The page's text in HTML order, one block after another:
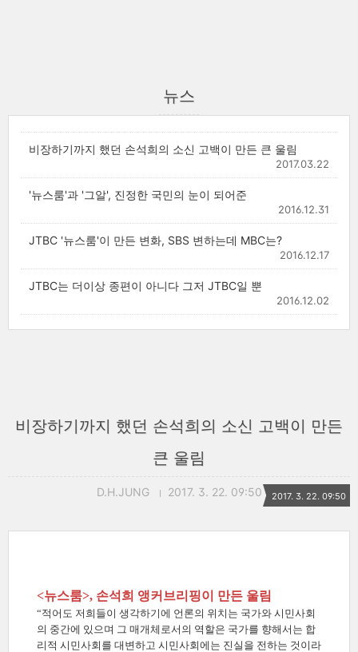
뉴스
비장하기까지 했던 손석희의 소신 고백이 만든 큰 울림
2017.03.22
'뉴스룸'과 '그알', 진정한 국민의 눈이 되어준
2016.12.31
JTBC '뉴스룸'이 만든 변화, SBS 변하는데 MBC는?
2016.12.17
JTBC는 더이상 종편이 아니다 그저 JTBC일 뿐
2016.12.02
비장하기까지 했던 손석희의 소신 고백이 만든
큰 울림
D.H.JUNG 2017. 3. 22. 09:50 2017. 3. 22. 09:50
<뉴스룸>, 손석희 앵커 브리핑이 만든 울림
“적어도 저희들이 생각하기에 언론의 위치는 국가와 시민사회
의 중간에 있으며 그 매개체로서의 역할은 국가를 향해서는 합
리적 시민사회를 대변하고 시민사회에는 진실을 전하는 것이라